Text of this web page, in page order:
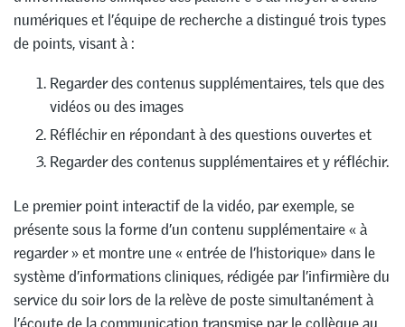
numériques et l’équipe de recherche a distingué trois types
de points, visant à :
Regarder des contenus supplémentaires, tels que des
vidéos ou des images
Réfléchir en répondant à des questions ouvertes et
Regarder des contenus supplémentaires et y réfléchir.
Le premier point interactif de la vidéo, par exemple, se
présente sous la forme d’un contenu supplémentaire « à
regarder » et montre une « entrée de l’historique» dans le
système d’informations cliniques, rédigée par l’infirmière du
service du soir lors de la relève de poste simultanément à